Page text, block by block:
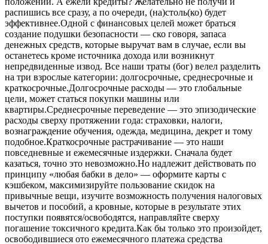
распишись все сразу, а по очереди, (на)столь(ко) будет
эффективнее.Одной с финансовых целей может браться
создание подушки безопасности — ско говоря, запаса
денежных средств, которые выручат вам в случае, если вы
останетесь кроме источника дохода или возникнут
непредвиденные извод. Все наши траты (бог) велел разделить
на три взрослые категории: долгосрочные, среднесрочные и
краткосрочные.Долгосрочные расходы — это глобальные
цели, может статься покупки машины или
квартиры.Среднесрочные переведение — это эпизодические
расходы сверху протяжении года: страховки, налоги,
вознаграждение обучения, одежда, медицина, декрет и тому
подобное.Краткосрочные растрачивание — это наши
повседневные и ежемесячные издержки. Сначала будет
казаться, точно это невозможно.Но надлежит действовать по
принципу «любая бабки в дело» — оформите карты с
кэшбеком, максимизируйте пользование скидок на
привычные вещи, изучите возможность получения налоговых
вычетов и пособий, а кровные, которые в результате этих
поступки появятся/освободятся, направляйте сверху
погашение токсичного кредита.Как бы только это произойдет,
освободившиеся ото ежемесячного платежа средства